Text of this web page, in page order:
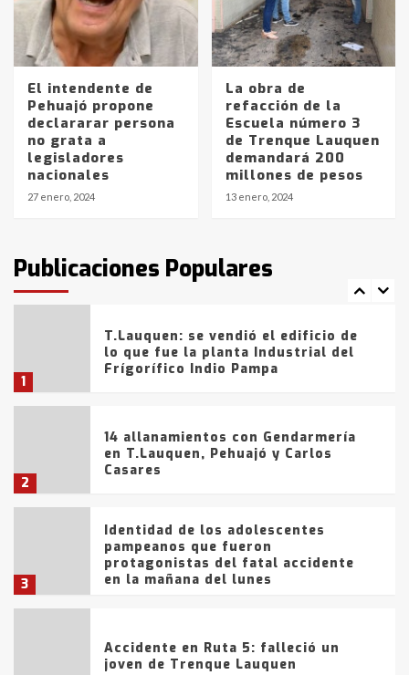
El intendente de
Pehuajó propone
declararar persona
no grata a
legisladores
nacionales
27 enero, 2024
La obra de
refacción de la
Escuela número 3
de Trenque Lauquen
demandará 200
millones de pesos
13 enero, 2024
Publicaciones Populares
Los precios de los combustibles en
La Pampa, desde YPF hasta Axion
entre 857 a 1338 pesos
6
La Bolsa de Cereales de Bahía
Blanca anticipa que Agosto vendrá
con lluvias y heladas, en gran parte
de la provincia
fueron detenidos por
comercialización de drogas en la
tarde del sábado
1
T.Lauquen: se vendió el edificio de
lo que fue la planta Industrial del
Frígorífico Indio Pampa
2
14 allanamientos con Gendarmería
en T.Lauquen, Pehuajó y Carlos
Casares
3
Identidad de los adolescentes
pampeanos que fueron
protagonistas del fatal accidente
en la mañana del lunes
Accidente en Ruta 5: falleció un
joven de Trenque Lauquen